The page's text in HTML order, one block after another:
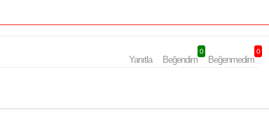
Yanıtla Beğendim
0
Beğenmedim
0